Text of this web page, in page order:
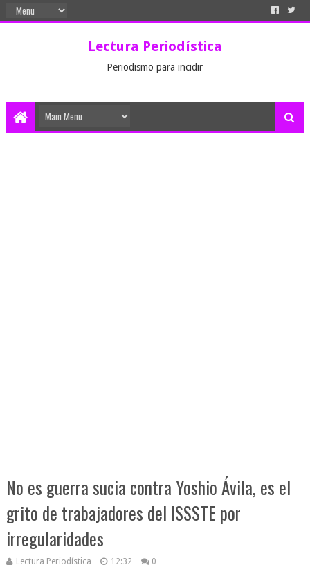
Lectura Periodística
Periodismo para incidir
No es guerra sucia contra Yoshio Ávila, es el
grito de trabajadores del ISSSTE por
irregularidades
Lectura Periodística 12:32 0